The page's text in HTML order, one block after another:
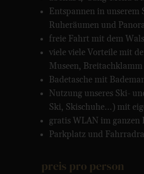
Entspannen in unserem
Ruheräumen und
freie Fahrt mit dem
viele viele Vorteile mit
Museen,
Badetasche mit
Nutzung unseres Ski-
Ski, Skischuhe...) mit
gratis WLAN im ganzen
Parkplatz und
preis pro person